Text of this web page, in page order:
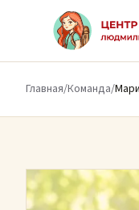
К основному
Главная/Команда/